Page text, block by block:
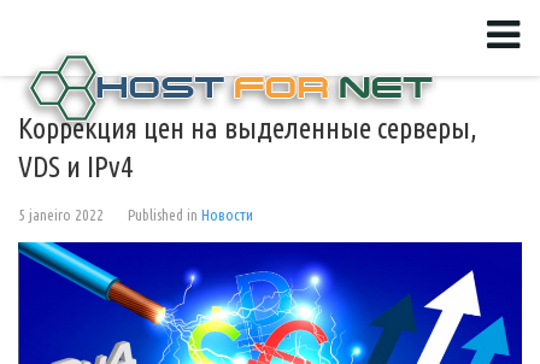
Коррекция цен на выделенные серверы,
VDS и IPv4
5 janeiro 2022 Published in Новости